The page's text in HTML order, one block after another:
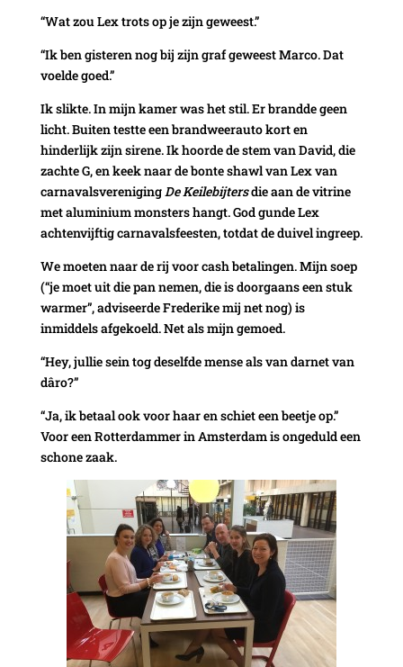
“Wat zou Lex trots op je zijn geweest.”
“Ik ben gisteren nog bij zijn graf geweest Marco. Dat
voelde goed.”
Ik slikte. In mijn kamer was het stil. Er brandde geen
licht. Buiten testte een brandweerauto kort en
hinderlijk zijn sirene. Ik hoorde de stem van David, die
zachte G, en keek naar de bonte shawl van Lex van
carnavalsvereniging De Keilebijtersdieaan de vitrine
met aluminium monsters hangt. God gunde Lex
achtenvijftig carnavalsfeesten, totdat de duivel ingreep.
We moeten naar de rij voor cash betalingen. Mijn soep
(“je moet uit die pan nemen, die is doorgaans een stuk
warmer”, adviseerde Frederike mij net nog) is
inmiddels afgekoeld. Net als mijn gemoed.
“Hey, jullie sein tog deselfde mense als van darnet van
dâro?”
“Ja, ik betaal ook voor haar en schiet een beetje op.”
Voor een Rotterdammer in Amsterdam is ongeduld een
schone zaak.